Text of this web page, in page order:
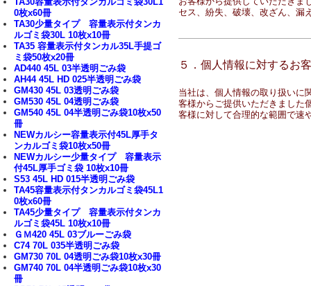
0枚x60冊
TA30少量タイプ 容量表示付タンカ
ルゴミ袋30L 10枚x10冊
TA35 容量表示付タンカル35L手提ゴ
ミ袋50枚x20冊
AD440 45L 03半透明ごみ袋
AH44 45L HD 025半透明ごみ袋
GM430 45L 03透明ごみ袋
GM530 45L 04透明ごみ袋
GM540 45L 04半透明ごみ袋10枚x50
冊
NEWカルシー容量表示付45L厚手タ
ンカルゴミ袋10枚x50冊
NEWカルシー少量タイプ 容量表示
付45L厚手ゴミ袋 10枚x10冊
S53 45L HD 015半透明ごみ袋
TA45容量表示付タンカルゴミ袋45L1
0枚x60冊
TA45少量タイプ 容量表示付タンカ
ルゴミ袋45L 10枚x10冊
ＧＭ420 45L 03ブルーごみ袋
C74 70L 035半透明ごみ袋
GM730 70L 04透明ごみ袋10枚x30冊
GM740 70L 04半透明ごみ袋10枚x30
冊
セス、紛失、破壊、改ざん、漏
５．個人情報に対するお
当社は、個人情報の取り扱いに
客様からご提供いただきました
客様に対して合理的な範囲で速